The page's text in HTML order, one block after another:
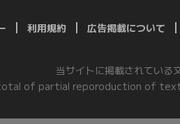
利用規約 広告掲載について
当サイトに掲載されている
of partial reporoduction of